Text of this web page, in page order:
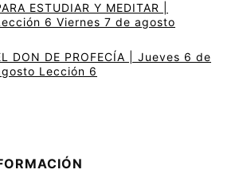
ESTUDIAR Y MEDITAR |
6 Viernes 7 de agosto
DON DE PROFECÍA | Jueves 6 de
Lección 6